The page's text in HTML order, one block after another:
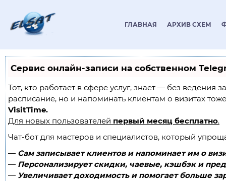
ГЛАВНАЯ АРХИВ СХЕМ
Сервис онлайн-записи на собственном
Тот, кто работает в сфере услуг, знает — без ведения
расписание, но и напоминать клиентам о визитах
VisitTime.
Для новых пользователей первый месяц бесплатно.
Чат-бот для мастеров и специалистов, который
— Сам записывает клиентов и напоминает им о
— Персонализирует скидки, чаевые, кэшбэк и
— Увеличивает доходимость и помогает больше